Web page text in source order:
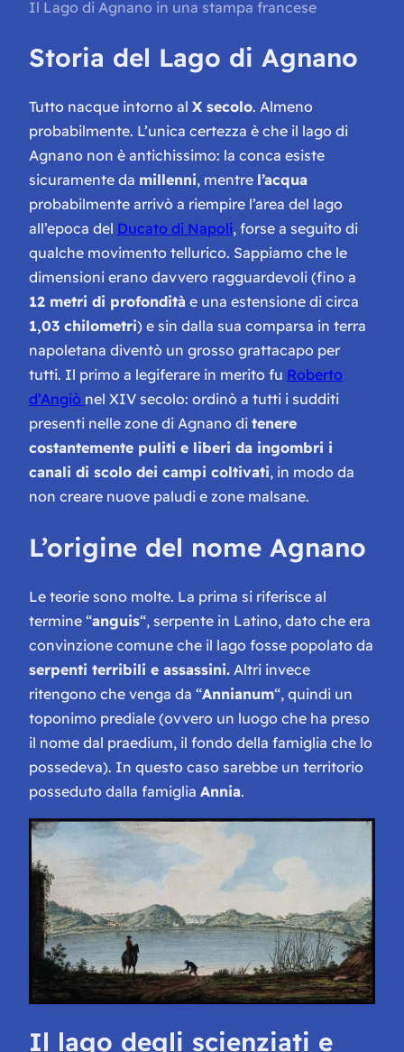
Il Lago di Agnano in una stampa francese
Storia del Lago di Agnano
Tutto nacque intorno al X secolo. Almeno
probabilmente. L’unica certezza è che il lago di
Agnano non è antichissimo: la conca esiste
sicuramente da millenni, mentre l’acqua
probabilmente arrivò a riempire l’area del lago
all’epoca del Ducato di Napoli, forse a seguito di
qualche movimento tellurico. Sappiamo che le
dimensioni erano davvero ragguardevoli (fino a
12 metri di profondità e una estensione di circa
1,03 chilometri) e sin dalla sua comparsa in terra
napoletana diventò un grosso grattacapo per
tutti. Il primo a legiferare in merito fu Roberto
d’Angiò nel XIV secolo: ordinò a tutti i sudditi
presenti nelle zone di Agnano di tenere
costantemente puliti e liberi da ingombri i
canali di scolo dei campi coltivati, in modo da
non creare nuove paludi e zone malsane.
L’origine del nome Agnano
Le teorie sono molte. La prima si riferisce al
termine “anguis“, serpente in Latino, dato che era
convinzione comune che il lago fosse popolato da
serpenti terribili e assassini. Altri invece
ritengono che venga da “Annianum“, quindi un
toponimo prediale (ovvero un luogo che ha preso
il nome dal praedium, il fondo della famiglia che lo
possedeva). In questo caso sarebbe un territorio
posseduto dalla famiglia Annia.
Il lago degli scienziati e